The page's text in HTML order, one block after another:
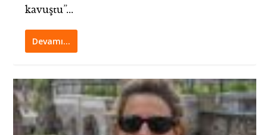
kavuştu”...
Devamı…